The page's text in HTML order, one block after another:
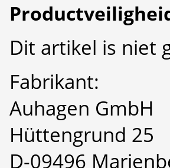
Dit artikel is niet
Fabrikant:
Auhagen GmbH
Hüttengrund 25
D-09496